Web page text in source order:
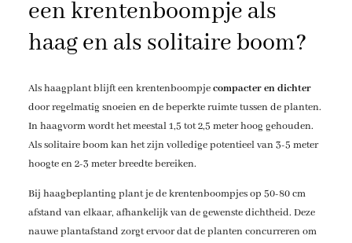
een krentenboompje als
haag en als solitaire boom?
Als haagplant blijft een krentenboompjecompacter en dichter
door regelmatig snoeien en de beperkte ruimte tussen de planten.
In haagvorm wordt het meestal 1,5 tot 2,5 meter hoog gehouden.
Als solitaire boom kan het zijn volledige potentieel van 3-5 meter
hoogte en 2-3 meter breedte bereiken.
Bij haagbeplanting plant je de krentenboompjes op 50-80 cm
afstand van elkaar, afhankelijk van de gewenste dichtheid. Deze
nauwe plantafstand zorgt ervoor dat de planten concurreren om